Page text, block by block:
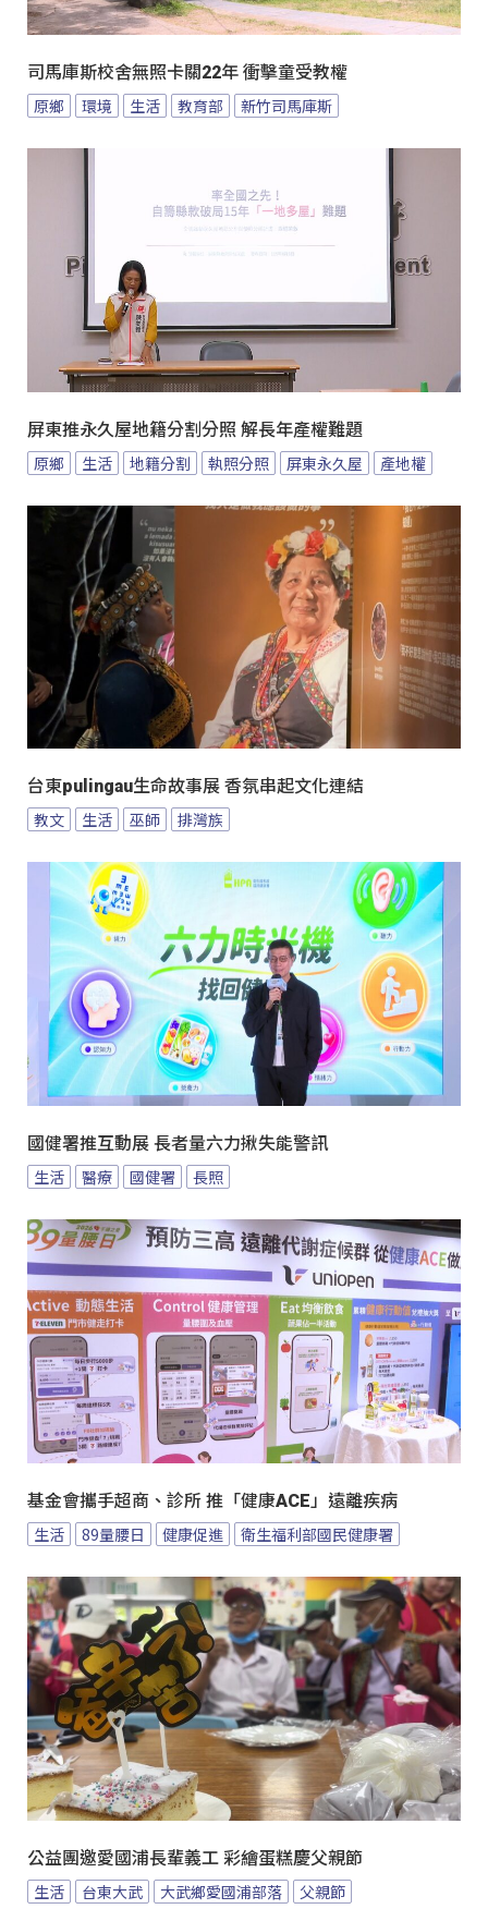
司馬庫斯校舍無照卡關22年 衝擊童受教權
原鄉 環境 生活 教育部 新竹司馬庫斯
屏東推永久屋地籍分割分照 解長年產權難題
原鄉 生活 地籍分割 執照分照 屏東永久屋 產地權
台東pulingau生命故事展 香氛串起文化連結
教文 生活 巫師 排灣族
國健署推互動展 長者量六力揪失能警訊
生活 醫療 國健署 長照
基金會攜手超商、診所 推「健康ACE」遠離疾病
生活 89量腰日 健康促進 衛生福利部國民健康署
公益團邀愛國浦長輩義工 彩繪蛋糕慶父親節
生活 台東大武 大武鄉愛國浦部落 父親節